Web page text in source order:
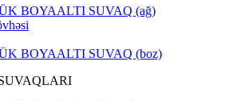
BOYAALTI SUVAQ (ağ)
BOYAALTI SUVAQ (boz)